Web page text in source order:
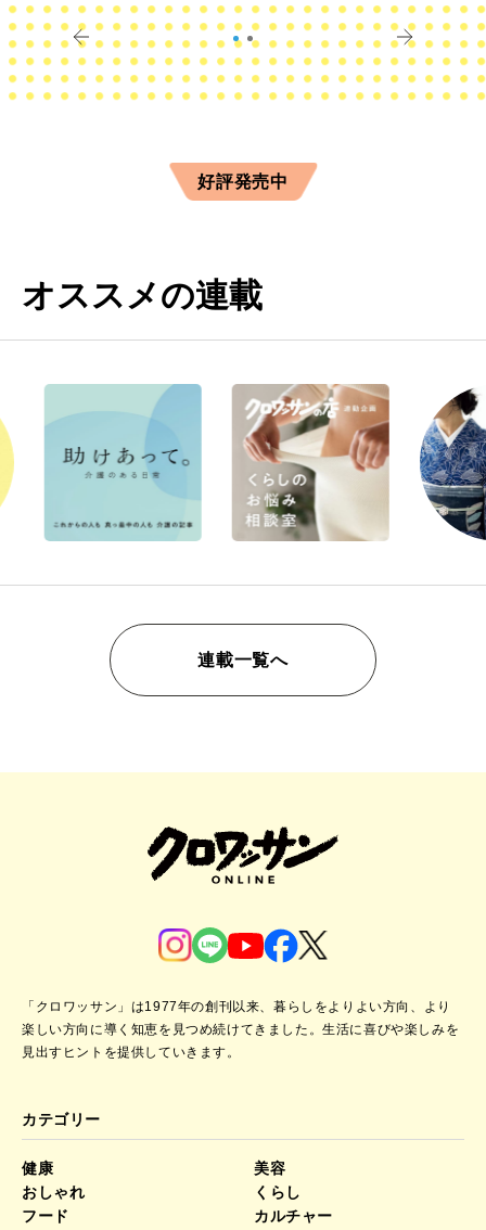
すか？
きに
好評発売中
オススメの連載
連載一覧へ
「クロワッサン」は1977年の創刊以来、暮らしをよりよい方向、より
楽しい方向に導く知恵を見つめ続けてきました。生活に喜びや楽しみを
見出すヒントを提供していきます。
カテゴリー
健康
美容
おしゃれ
くらし
フード
カルチャー